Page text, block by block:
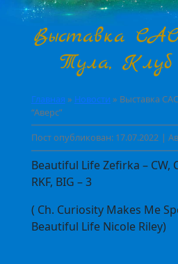
Выставка
Тула, Клуб
Главная » Новости » Выставка
“Аверс”
Пост опубликован: 17.07.2022 |
Beautiful Life Zefirka – CW,
RKF, BIG – 3
( Ch. Curiosity Makes Me
Beautiful Life Nicole Riley)